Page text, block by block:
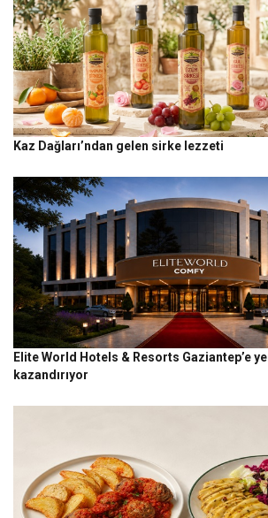
Kaz Dağları’ndan gelen sirke lezzeti
Elite World Hotels & Resorts Gaziantep’e
kazandırıyor